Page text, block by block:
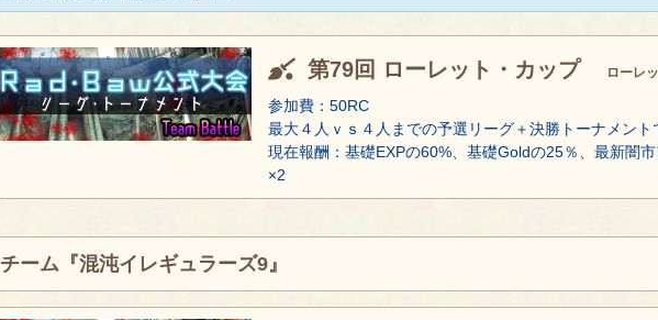
第79回 ローレット・カップ ローレ
参加費：50RC
最大４人ｖｓ４人までの予選リーグ＋決勝トーナメント
現在報酬：基礎EXPの60%、基礎Goldの25％、最新闇
×2
チーム『混沌イレギュラーズ9』